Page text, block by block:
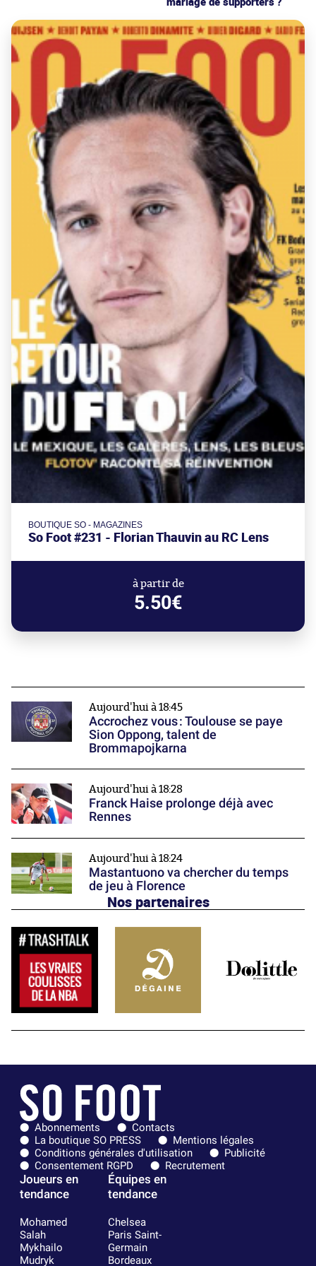
BOUTIQUE SO - MAGAZINES
So Foot #231 - Florian Thauvin au RC Lens
à partir de
5.50€
Aujourd'hui à 18:45
Accrochez vous : Toulouse se paye
Sion Oppong, talent de
Brommapojkarna
Aujourd'hui à 18:28
Franck Haise prolonge déjà avec
Rennes
Aujourd'hui à 18:24
Mastantuono va chercher du temps
de jeu à Florence
Nos partenaires
Abonnements
Contacts
La boutique SO PRESS
Mentions légales
Conditions générales d'utilisation
Publicité
Consentement RGPD
Recrutement
Joueurs en
tendance
Mohamed
Salah
Mykhailo
Mudryk
Équipes en
tendance
Chelsea
Paris Saint-
Germain
Bordeaux